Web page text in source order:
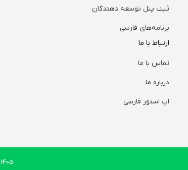
ثبت پنل توسعه دهندگان
برنامه‌های فارسی
ارتباط با ما
تماس با ما
درباره ما
اپ استور فارسی
1405